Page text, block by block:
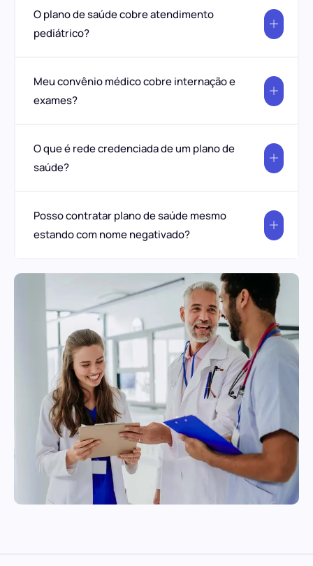
O plano de saúde cobre atendimento
pediátrico?
Meu convênio médico cobre internação e
exames?
O que é rede credenciada de um plano de
saúde?
Posso contratar plano de saúde mesmo
estando com nome negativado?